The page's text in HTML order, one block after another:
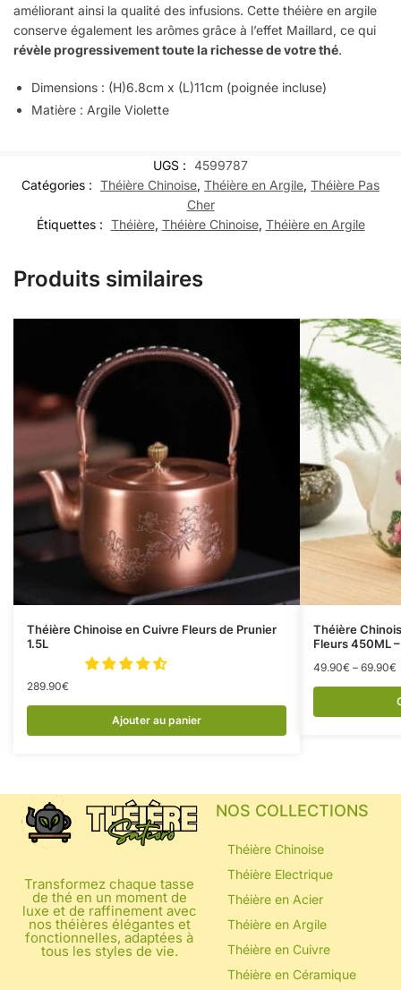
améliorant ainsi la qualité des infusions. Cette théière en argile
conserve également les arômes grâce à l’effet Maillard, ce qui
révèle progressivement toute la richesse de votre thé.
Dimensions : (H)6.8cm x (L)11cm (poignée incluse)
Matière : Argile Violette
UGS : 4599787
Catégories : Théière Chinoise, Théière en Argile, Théière Pas
Cher
Étiquettes : Théière, Théière Chinoise, Théière en Argile
Produits similaires
Théière Chinoise en Cuivre Fleurs de Prunier
1.5L
289.90€
Ajouter au panier
Théière
Fleurs 450ML
49.90€ – 69.90€
Transformez chaque tasse
de thé en un moment de
luxe et de raffinement avec
nos théières élégantes et
fonctionnelles, adaptées à
tous les styles de vie.
NOS COLLECTIONS
Théière Chinoise
Théière Electrique
Théière en Acier
Théière en Argile
Théière en Cuivre
Théière en Céramique